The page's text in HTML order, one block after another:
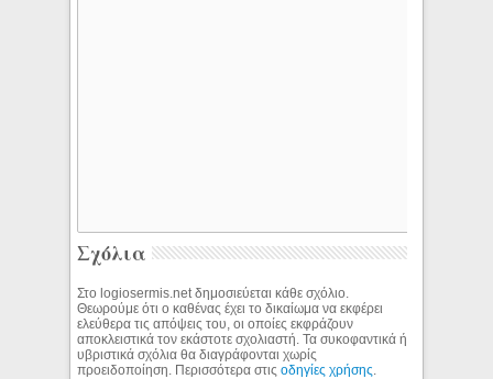
Σχόλια
Στο logiosermis.net δημοσιεύεται κάθε σχόλιο.
Θεωρούμε ότι ο καθένας έχει το δικαίωμα να εκφέρει
ελεύθερα τις απόψεις του, οι οποίες εκφράζουν
αποκλειστικά τον εκάστοτε σχολιαστή. Τα συκοφαντικά ή
υβριστικά σχόλια θα διαγράφονται χωρίς
προειδοποίηση. Περισσότερα στιςοδηγίες χρήσης